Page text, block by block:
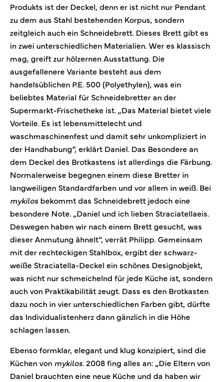
Produkts ist der Deckel, denn er ist nicht nur Pendant
zu dem aus Stahl bestehenden Korpus, sondern
zeitgleich auch ein Schneidebrett. Dieses Brett gibt es
in zwei unterschiedlichen Materialien. Wer es klassisch
mag, greift zur hölzernen Ausstattung. Die
ausgefallenere Variante besteht aus dem
handelsüblichen P.E. 500 (Polyethylen), was ein
beliebtes Material für Schneidebretter an der
Supermarkt-Frischetheke ist. „Das Material bietet viele
Vorteile. Es ist lebensmittelecht und
waschmaschinenfest und damit sehr unkompliziert in
der Handhabung“, erklärt Daniel. Das Besondere an
dem Deckel des Brotkastens ist allerdings die Färbung.
Normalerweise begegnen einem diese Bretter in
langweiligen Standardfarben und vor allem in weiß. Bei
mykilos bekommt das Schneidebrett jedoch eine
besondere Note. „Daniel und ich lieben Straciatellaeis.
Deswegen haben wir nach einem Brett gesucht, was
dieser Anmutung ähnelt“, verrät Philipp. Gemeinsam
mit der rechteckigen Stahlbox, ergibt der schwarz-
weiße Straciatella-Deckel ein schönes Designobjekt,
was nicht nur schmeichelnd für jede Küche ist, sondern
auch von Praktikabilität zeugt. Dass es den Brotkasten
dazu noch in vier unterschiedlichen Farben gibt, dürfte
das Individualistenherz dann gänzlich in die Höhe
schlagen lassen.
Ebenso formklar, elegant und klug konzipiert, sind die
Küchen von mykilos. 2008 fing alles an: „Die Eltern von
Daniel brauchten eine neue Küche und da haben wir